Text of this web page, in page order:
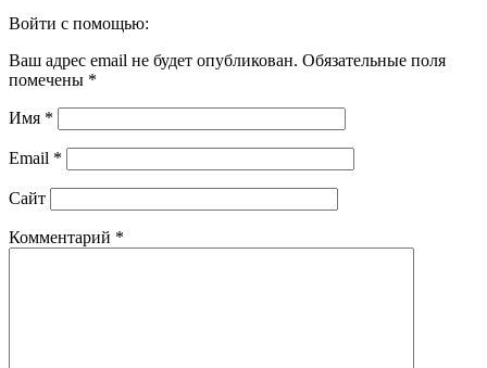
Войти с помощью:
Ваш адрес email не будет опубликован. Обязательные поля
помечены *
Имя *
Email *
Сайт
Комментарий *